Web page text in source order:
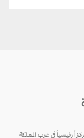
في غرب المملكة